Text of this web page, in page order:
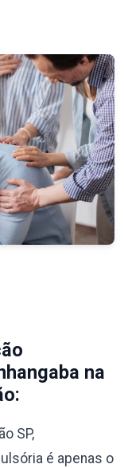
na
SP,
é apenas o